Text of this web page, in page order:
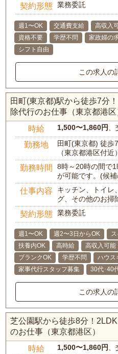
契約形態 業務委託
週1〜OK 交通費支給 高収入
資格不要
学歴不問 家政婦の
シフト自由
この求人の
田町(東京都)駅から徒歩7分
除代行のお仕事（東京都港区
時給 1,500〜1,860円、
勤務地
田町(東京都) 徒歩
（東京都港区付近）
勤務時間
8時～20時の間で
が可能です。(候
仕事内容
キッチン、トイレ
グ、その他のお掃
契約形態 業務委託
週1〜OK 週2〜3日からOK
扶養内OK
高時給 高収入可能
ブランクOK
学歴不問
ハウス
家事代行スタッフ募集
30代･40
この求人の
芝公園駅から徒歩8分！
のお仕事（東京都港区）
時給 1,500〜1,860円、